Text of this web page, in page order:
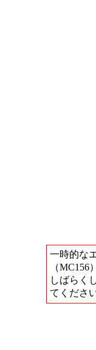
一時的な
（MC156）
しばらく
てください